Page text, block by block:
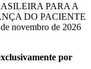
PARA A
DO PACIENTE
novembro de 2026
por